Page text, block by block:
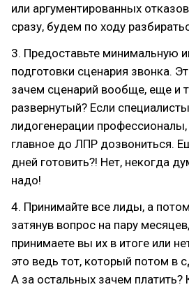
или аргументированных
сразу, будем по ходу
3. Предоставьте минимальную
подготовки сценария звонка.
зачем сценарий вообще, еще и
развернутый? Если
лидогенерации профессионалы,
главное до ЛПР дозвониться.
дней готовить?! Нет, некогда
надо!
4. Принимайте все лиды, а
затянув вопрос на пару
принимаете вы их в итоге или
это ведь тот, который потом в
А за остальных зачем платить?